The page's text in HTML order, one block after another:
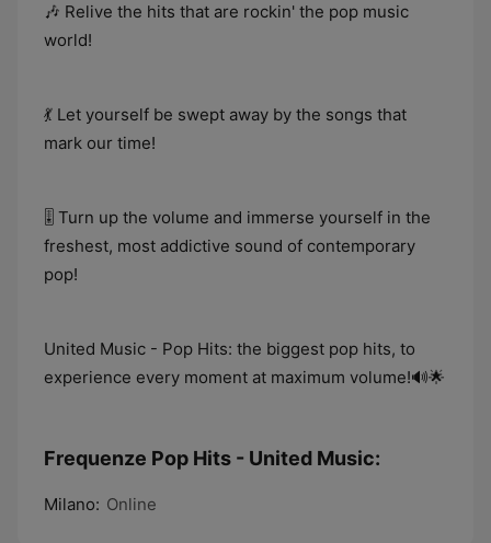
🎶 Relive the hits that are rockin' the pop music
world!
💃 Let yourself be swept away by the songs that
mark our time!
🎚️ Turn up the volume and immerse yourself in the
freshest, most addictive sound of contemporary
pop!
United Music - Pop Hits: the biggest pop hits, to
experience every moment at maximum volume!🔊🌟
Frequenze Pop Hits - United Music:
Milano: Online